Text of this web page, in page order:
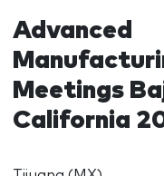
Advanced
Meetings
California